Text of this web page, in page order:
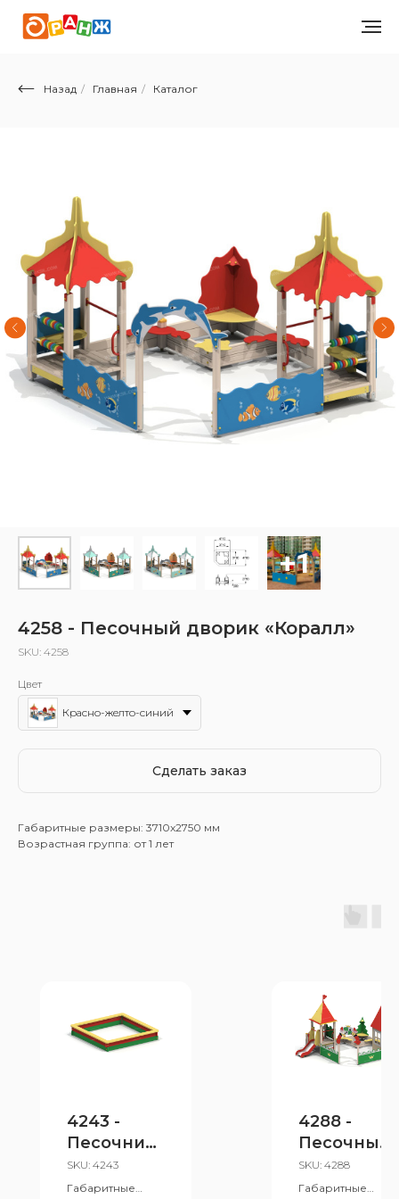
Назад / Главная / Каталог
4258 - Песочный дворик «Коралл»
SKU: 4258
Цвет
Красно-желто-синий
Сделать заказ
Габаритные размеры: 3710x2750 мм
Возрастная группа: от 1 лет
4243 -
Песочниц
а
SKU: 4243
Габаритные
4288 -
Песочный
дворик с
горкой
SKU: 4288
Габаритные